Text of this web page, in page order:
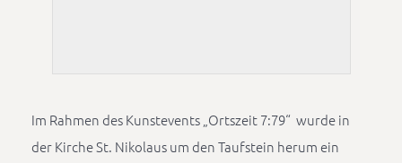
Im Rahmen des Kunstevents „Ortszeit 7:79“ wurde in
der Kirche St. Nikolaus um den Taufstein herum ein